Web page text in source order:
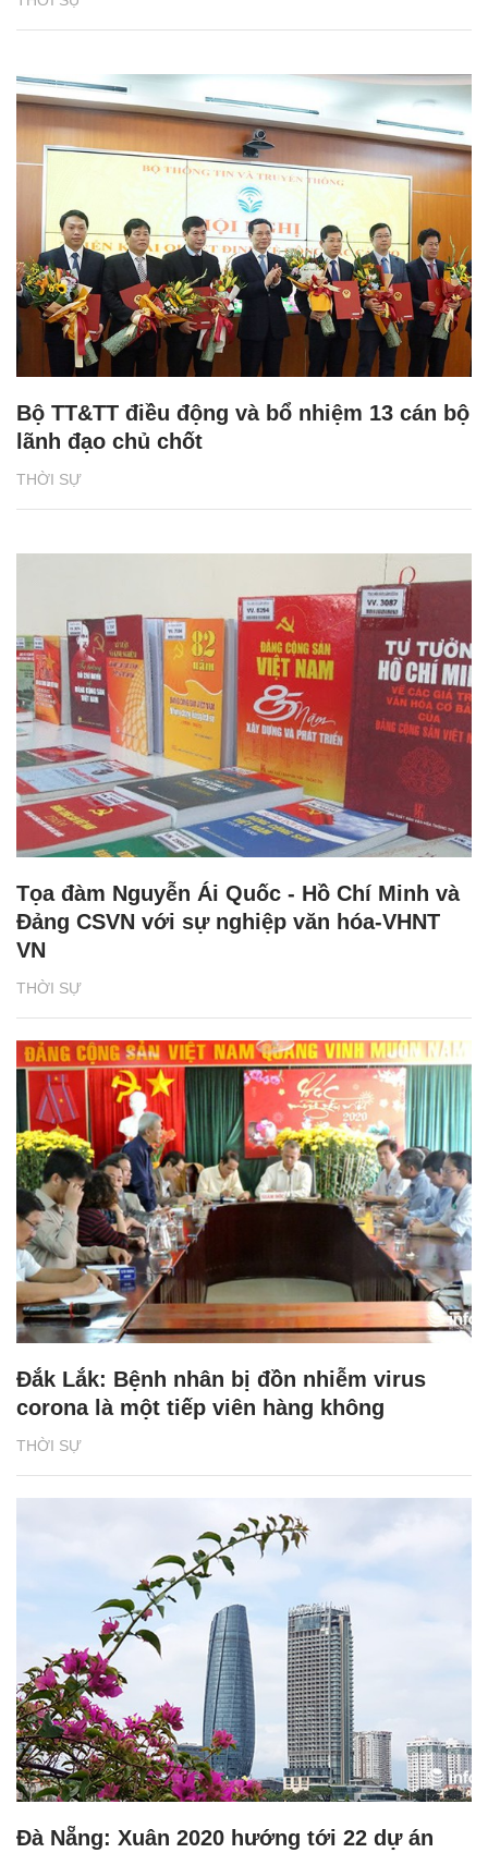
THỜI SỰ
Bộ TT&TT điều động và bổ nhiệm 13 cán bộ
lãnh đạo chủ chốt
THỜI SỰ
Tọa đàm Nguyễn Ái Quốc - Hồ Chí Minh và
Đảng CSVN với sự nghiệp văn hóa-VHNT
VN
THỜI SỰ
Đắk Lắk: Bệnh nhân bị đồn nhiễm virus
corona là một tiếp viên hàng không
Đà Nẵng: Xuân 2020 hướng tới 22 dự án